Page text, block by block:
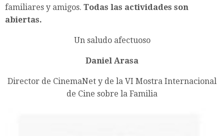
familiares y amigos. Todas las actividades son
abiertas.
Un saludo afectuoso
Daniel Arasa
Director de CinemaNet y de la VI Mostra Internacional
de Cine sobre la Familia